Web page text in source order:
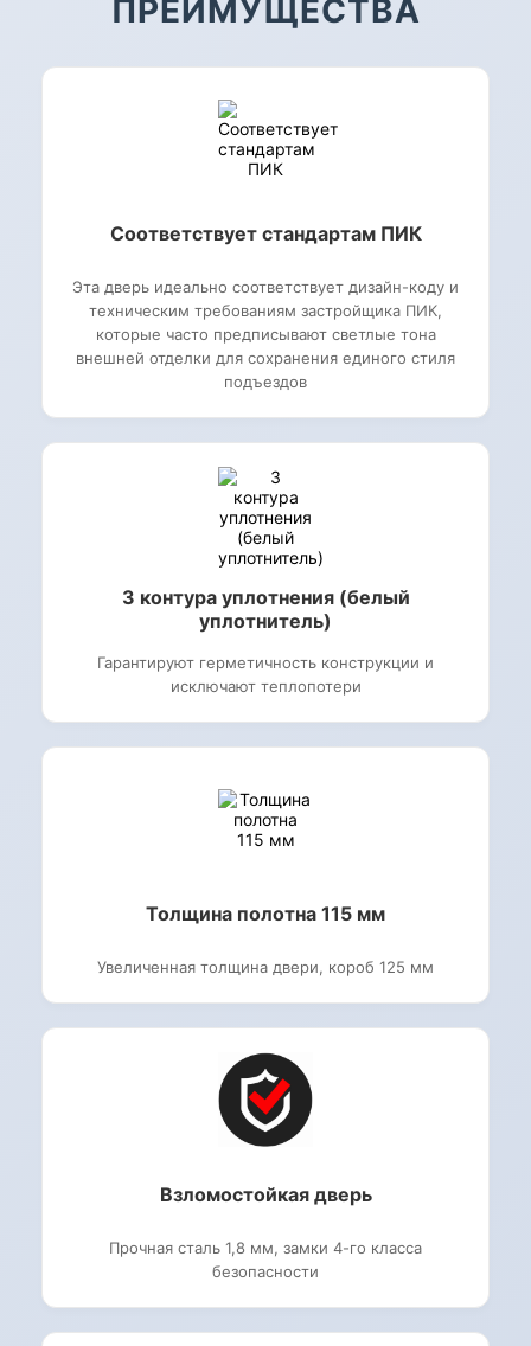
ПРЕИМУЩЕСТВА
Соответствует стандартам ПИК
Эта дверь идеально соответствует дизайн-коду и
техническим требованиям застройщика ПИК,
которые часто предписывают светлые тона
внешней отделки для сохранения единого стиля
подъездов
3 контура уплотнения (белый
уплотнитель)
Гарантируют герметичность конструкции и
исключают теплопотери
Толщина полотна 115 мм
Увеличенная толщина двери, короб 125 мм
Взломостойкая дверь
Прочная сталь 1,8 мм, замки 4-го класса
безопасности